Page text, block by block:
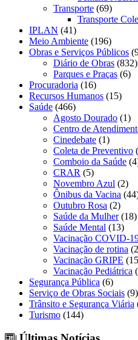
Transporte (69)
Transporte
IPLAN (41)
Meio Ambiente (196)
Obras e Serviços Públicos
Diário de Obras (832)
Parques e Praças (6)
Procuradoria (16)
Recursos Humanos (15)
Saúde (466)
Agosto Dourado (1)
Centro de
Cinedebate (1)
Coleta de Preventivo
Comboio da Saúde
CRAR (5)
Novembro Azul (2)
Ônibus da Vacina
Outubro Rosa (2)
Saúde da Mulher(18)
Saúde Mental (13)
Vacinação COVID-
Vacinação de rotina
Vacinação GRIPE
Vacinação Pediátrica
Segurança Pública (6)
Serviço de Obras Sociais (9)
Trânsito e Segurança Viária
Turismo (144)